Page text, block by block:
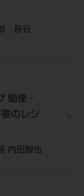
長谷
簡便・
のレジ
内田智也